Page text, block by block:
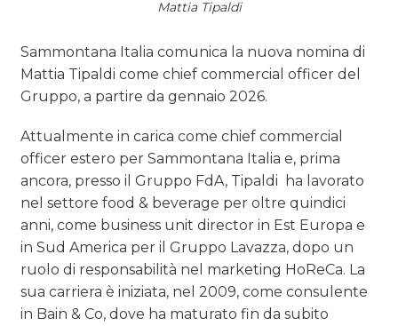
CASE HISTORY
OPINIONI
Mattia Tipaldi
Sammontana Italia comunica la nuova nomina di
Mattia Tipaldi come chief commercial officer del
Gruppo, a partire da gennaio 2026.
Attualmente in carica come chief commercial
officer estero per Sammontana Italia e, prima
ancora, presso il Gruppo FdA, Tipaldi ha lavorato
nel settore food & beverage per oltre quindici
anni, come business unit director in Est Europa e
in Sud America per il Gruppo Lavazza, dopo un
ruolo di responsabilità nel marketing HoReCa. La
sua carriera è iniziata, nel 2009, come consulente
in Bain & Co, dove ha maturato fin da subito